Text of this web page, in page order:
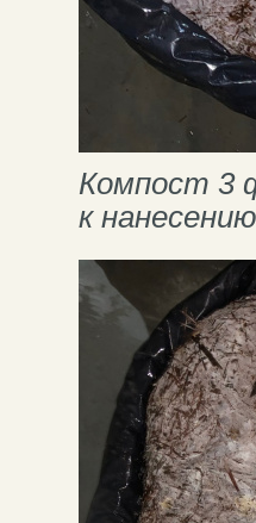
Компост 3
к